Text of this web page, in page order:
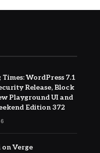
WordPress 7.1
Release, Block
Playground UI and
Edition 372
Verge